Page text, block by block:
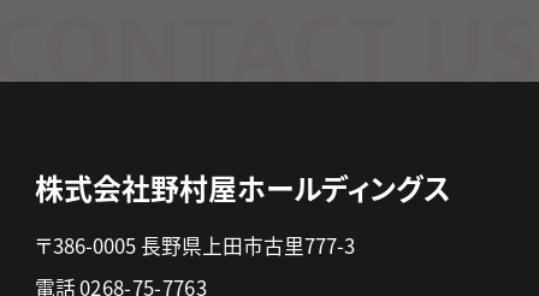
US
株式会社野村屋ホールディングス
〒386-0005 長野県上田市古里777-3
電話0268-75-7763